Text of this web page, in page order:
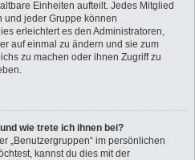
Einheiten aufteilt. Jedes Mitglied
und jeder Gruppe können
erleichtert es den Administratoren,
auf einmal zu ändern und sie zum
zu machen oder ihnen Zugriff zu
wie trete ich ihnen bei?
„Benutzergruppen“ im persönlichen
kannst du dies mit der